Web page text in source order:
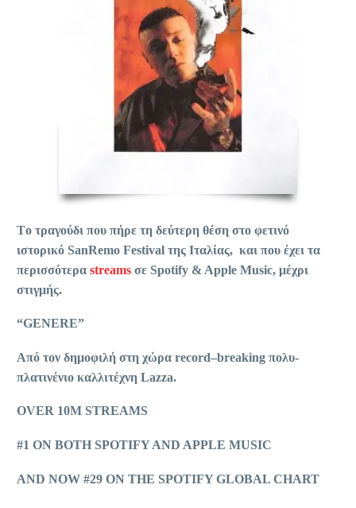
Tο τραγούδι που πήρε τη δεύτερη θέση στο φετινό
ιστορικό SanRemo Festival της Ιταλίας, και που έχει τα
περισσότερα streams σε Spotify & Apple Music, μέχρι
στιγμής.
“GENERE”
Από τον δημοφιλή στη χώρα record–breaking πολυ-
πλατινένιο καλλιτέχνη Lazza.
OVER 10M STREAMS
#1 ON BOTH SPOTIFY AND APPLE MUSIC
AND NOW #29 ON THE SPOTIFY GLOBAL CHART